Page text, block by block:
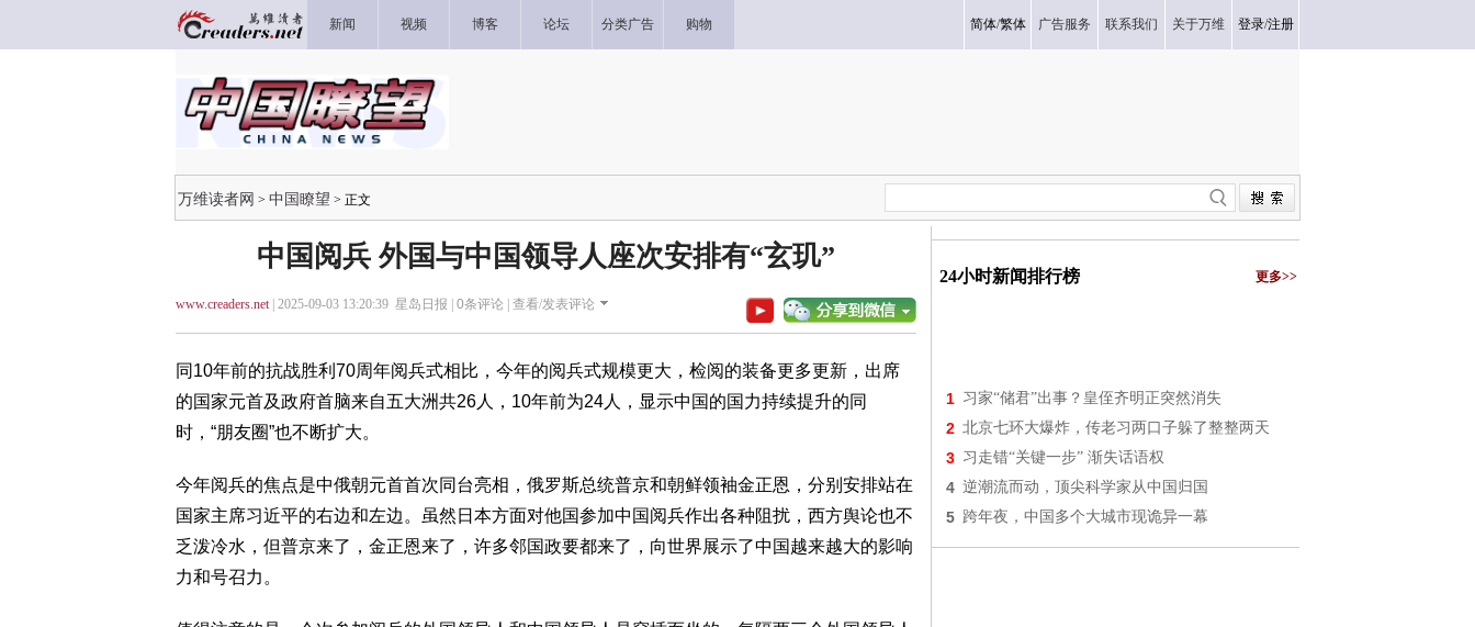
新闻 视频 博客 论坛 分类广告 购物 简体/繁体 广告服务 联系我们 关于万维 登录/注册
万维读者网 > 中国瞭望 > 正文
中国阅兵 外国与中国领导人座次安排有“玄玑”
www.creaders.net| 2025-09-03 13:20:39 星岛日报 | 0条评论 | 查看/发表评论
同10年前的抗战胜利70周年阅兵式相比，今年的阅兵式规模更大，检阅的装备更多更新，出席
的国家元首及政府首脑来自五大洲共26人，10年前为24人，显示中国的国力持续提升的同
时，“朋友圈”也不断扩大。
今年阅兵的焦点是中俄朝元首首次同台亮相，俄罗斯总统普京和朝鲜领袖金正恩，分别安排站在
国家主席习近平的右边和左边。虽然日本方面对他国参加中国阅兵作出各种阻扰，西方舆论也不
乏泼冷水，但普京来了，金正恩来了，许多邻国政要都来了，向世界展示了中国越来越大的影响
力和号召力。
24小时新闻排行榜 更多>>
1 习家“储君”出事？皇侄齐明正突然消失
2 北京七环大爆炸，传老习两口子躲了整整两天
3 习走错“关键一步” 渐失话语权
4 逆潮流而动，顶尖科学家从中国归国
5 跨年夜，中国多个大城市现诡异一幕